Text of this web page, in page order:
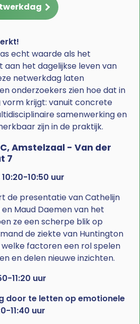
echt waarde als het
het dagelijkse leven van
netwerkdag laten
onderzoekers zien hoe dat in
vorm krijgt: vanuit concrete
samenwerking en
zijn in de praktijk.
Amstelzaal - Van der
7
10:50 uur
de presentatie van Cathelijn
Maud Daemen van het
ze een scherpe blik op
de ziekte van Huntington
factoren een rol spelen
en delen nieuwe inzichten.
11:20 uur
door te letten op emotionele
11:40 uur